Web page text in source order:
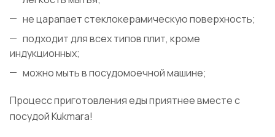
не царапает стеклокерамическую поверхность;
подходит для всех типов плит, кроме
индукционных;
можно мыть в посудомоечной машине;
Процесс приготовления еды приятнее вместе с
посудой Kukmara!